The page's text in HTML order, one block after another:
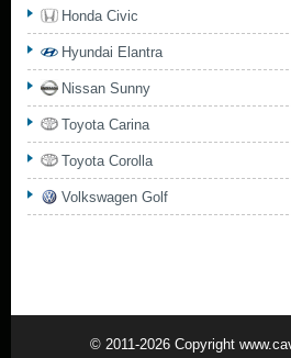
Honda Civic
Hyundai Elantra
Nissan Sunny
Toyota Carina
Toyota Corolla
Volkswagen Golf
© 2011-2026 Copyright